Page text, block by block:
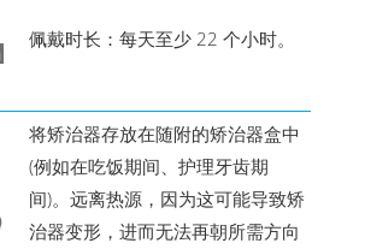
佩戴时长：每天至少 22 个小时。
将矫治器存放在随附的矫治器盒中
(例如在吃饭期间、护理牙齿期
间)。远离热源，因为这可能导致矫
治器变形，进而无法再朝所需方向